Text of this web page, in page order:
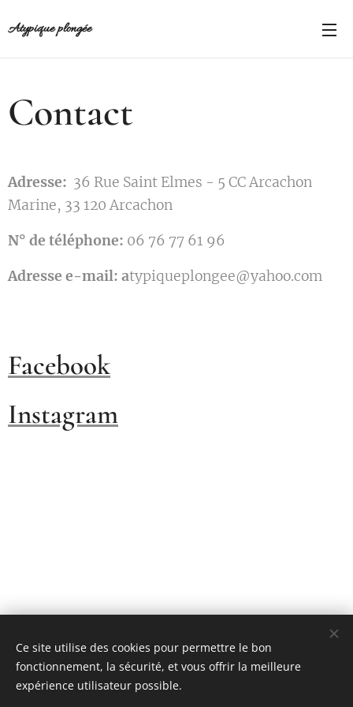
Atypique plongée
Contact
Adresse: 36 Rue Saint Elmes - 5 CC Arcachon
Marine, 33 120 Arcachon
N° de téléphone: 06 76 77 61 96
Adresse e-mail: atypiqueplongee@yahoo.com
Facebook
Instagram
© 2026 Tous droits réservés
Ce site utilise des cookies pour permettre le bon
fonctionnement, la sécurité, et vous offrir la meilleure
expérience utilisateur possible.